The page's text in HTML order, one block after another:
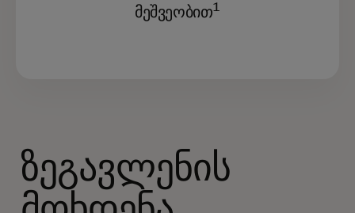
მეშვეობით1
ზეგავლენის